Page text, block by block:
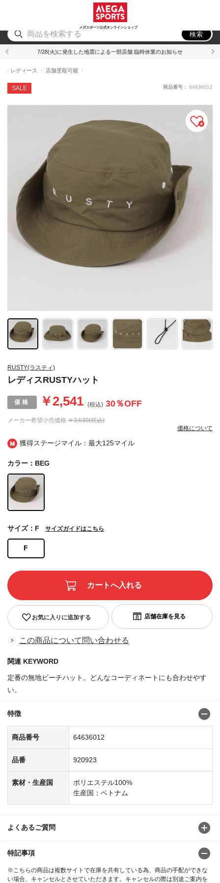
メガスポーツ公式オンラインショップ
アウトドア
検索
7/28(火)に発生した地震による一部店舗 臨時休業のお知らせ
獲得ステージマイル：最大125マイル
RUSTY(ラスティ)
レディスRUSTYハット
SALE
レディース 店舗受取可能
メーカー希望小売価格 ￥3,630(税込)
￥2,541 (税込) 30％OFF
価格について
商品番号： 64636012
カラー：BEG
F
サイズ：F サイズガイドはこちら
お気に入りに追加する
この商品について問い合わせる
関連 KEYWORD
定番の無地ビーチハット。どんなコーディネートにも合わせやす
い。
特徴
商品番号 64636012
品番 920923
素材・生産国
ポリエステル100%
生産国：ベトナム
よくあるご質問
特記事項
※こちらの商品は複数サイトで在庫を共有している為、商品の手配ができな
い場合、キャンセルとさせていただきます。キャンセルの際は別途ご案内を